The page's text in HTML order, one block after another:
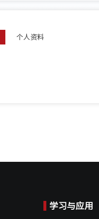
个人资料
学习与应用